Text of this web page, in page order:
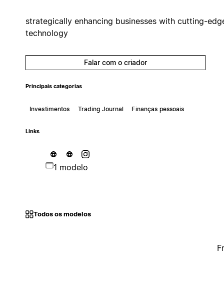
strategically enhancing businesses with cutting-
technology
Falar com o criador
Principais categorias
Investimentos Trading Journal Finanças pessoais
Links
1 modelo
Todos os modelos